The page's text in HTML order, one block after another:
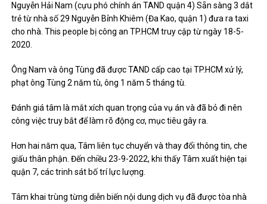
Nguyễn Hải Nam (cựu phó chính án TAND quận 4)Sẵn sàng 3 dắt
trẻ từ nhà số 29 Nguyễn Bỉnh Khiêm (Đa Kao, quận 1) đưa ra taxi
cho nhà.This people bị công an TP.HCM truy cập từ ngày 18-5-
2020.
Ông Nam và ông Tùng đã được TANDcấp cao tại TP.HCM xử lý,
phạt ông Tùng 2 năm tù, ông 1 năm 5 tháng tù.
Đánh giá tâm là mắt xích quan trọng của vụ án và đã bỏ đi nên
công việc truy bắt để làm rõ động cơ, mục tiêu gây ra.
Hơn hai năm qua, Tâm liên tục chuyển và thay đổi thông tin, che
giấu thân phận. Đến chiều 23-9-2022, khi thấy Tâm xuất hiện tại
quận 7, các trinh sát bố trí lực lượng.
Tâm khai trùng từng diễn biến nội dung dịch vụ đã được tòa nhà